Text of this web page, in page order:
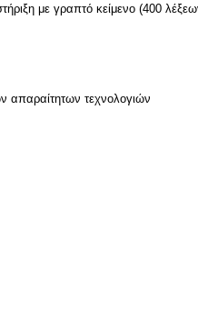
με γραπτό κείμενο (400
απαραίτητων τεχνολογιών